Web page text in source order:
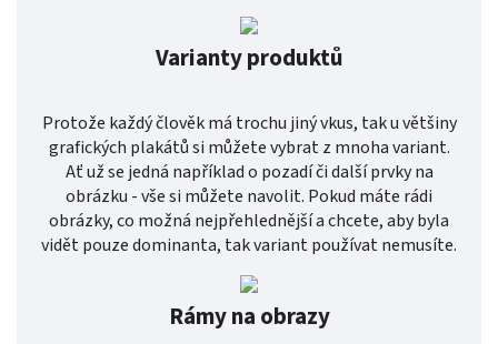
Varianty produktů
Protože každý člověk má trochu jiný vkus, tak u většiny
grafických plakátů si můžete vybrat z mnoha variant.
Ať už se jedná například o pozadí či další prvky na
obrázku - vše si můžete navolit. Pokud máte rádi
obrázky, co možná nejpřehlednější a chcete, aby byla
vidět pouze dominanta, tak variant používat nemusíte.
Rámy na obrazy